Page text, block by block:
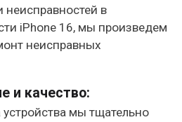
в
iPhone 16, мы произведем
неисправных
и качество:
мы тщательно